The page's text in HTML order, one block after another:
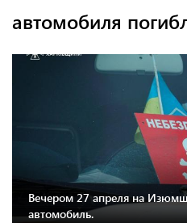
автомобиля
Вечером 27 апреля на
автомобиль.